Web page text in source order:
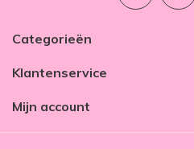
Categorieën
Klantenservice
Mijn account